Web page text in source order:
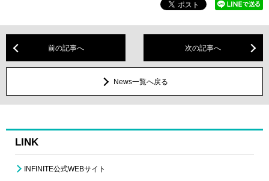
前の記事へ 次の記事へ
News一覧へ戻る
LINK
INFINITE公式WEBサイト